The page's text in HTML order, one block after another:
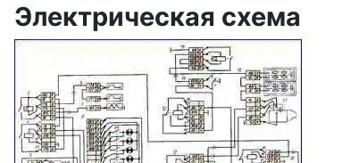
Электрическая схема